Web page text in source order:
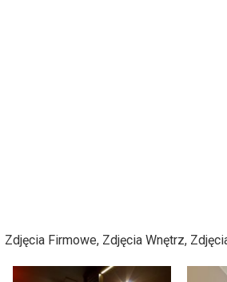
Zdjęcia Firmowe, Zdjęcia Wnętrz,